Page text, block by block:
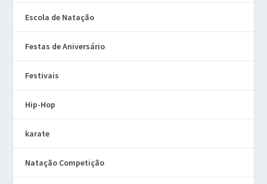
Escola de Natação
Festas de Aniversário
Festivais
Hip-Hop
karate
Natação Competição